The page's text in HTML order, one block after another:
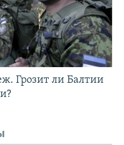
Грозит ли Балтии